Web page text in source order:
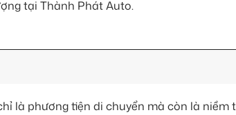
tại Thành Phát Auto.
là phương tiện di chuyển mà còn là